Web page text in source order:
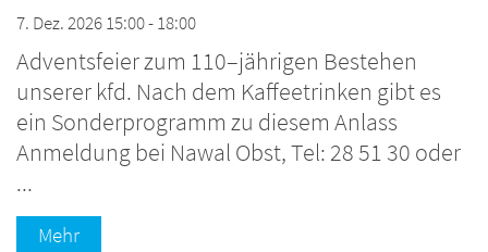
7. Dez. 2026 15:00 - 18:00
Adventsfeier zum 110–jährigen Bestehen
unserer kfd. Nach dem Kaffeetrinken gibt es
ein Sonderprogramm zu diesem Anlass
Anmeldung bei Nawal Obst, Tel: 28 51 30 oder
...
Mehr